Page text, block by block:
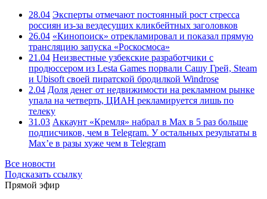
28.04 Эксперты отмечают постоянный рост стресса
россиян из-за вездесущих кликбейтных заголовков
26.04 «Кинопоиск» отрекламировал и показал прямую
трансляцию запуска «Роскосмоса»
21.04 Неизвестные узбекские разработчики с
продюссером из Lesta Games порвали Сашу Грей, Steam
и Ubisoft своей пиратской бродилкой Windrose
2.04 Доля денег от недвижимости на рекламном рынке
упала на четверть, ЦИАН рекламируется лишь по
телеку
31.03 Аккаунт «Кремля» набрал в Max в 5 раз больше
подписчиков, чем в Telegram. У остальных результаты в
Max’е в разы хуже чем в Telegram
Все новости
Подсказать ссылку
Прямой эфир